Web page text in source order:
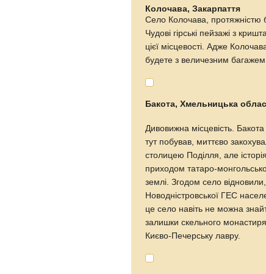
Колочава, Закарпаття
Село Колочава, протяжністю
Чудові гірські пейзажі з
цієї місцевості. Адже
будете з величезним багажем
Бакота, Хмельницька
Дивовижна місцевість.
тут побував, миттєво
столицею Поділля, але
приходом татаро-
землі. Згодом село
Новодністровської ГЕС
це село навіть не можна
залишки скельного
Києво-Печерську лавру.